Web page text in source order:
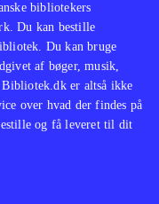
bibliotekers
Du kan bestille
Du kan bruge
af bøger, musik,
er altså ikke
over hvad der findes på
og få leveret til dit